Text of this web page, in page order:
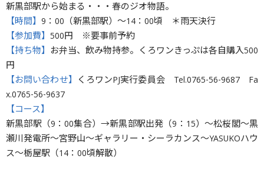
新黒部駅から始まる・・・春のジオ物語。
【時間】 9：00（新黒部駅）〜14：00頃 ＊雨天決行
【参加費】 500円 ※要事前予約
【持ち物】 お弁当、飲み物持参。くろワンきっぷは各自購入500
円
【お問い合わせ】 くろワンPJ実行委員会 Tel.0765-56-9687 Fa
x.0765-56-9637
【コース】
新黒部駅（9：00集合）→新黒部駅出発（9：15）〜松桜閣〜黒
瀬川発電所〜宮野山〜ギャラリー・シーラカンス〜YASUKOハウ
ス〜栃屋駅（14：00頃解散）